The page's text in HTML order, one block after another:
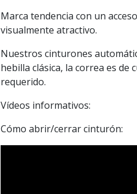
Marca tendencia con un
visualmente atractivo.
Nuestros cinturones
hebilla clásica, la correa es de
requerido.
Vídeos informativos:
Cómo abrir/cerrar cinturón: